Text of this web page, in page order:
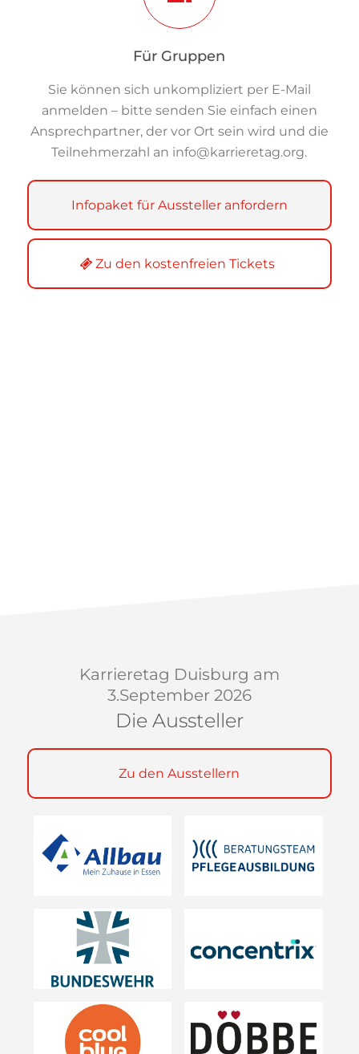
Für Gruppen
Sie können sich unkompliziert per E-Mail
anmelden – bitte senden Sie einfach einen
Ansprechpartner, der vor Ort sein wird und die
Teilnehmerzahl an info@karrieretag.org.
Infopaket für Aussteller anfordern
Zu den kostenfreien Tickets
Karrieretag Duisburg am
3.September 2026
Die Aussteller
Zu den Ausstellern